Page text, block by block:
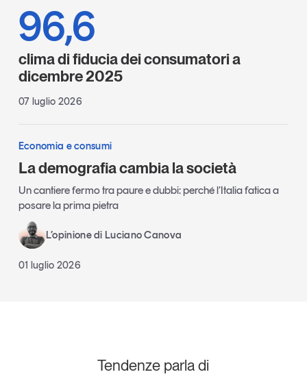
96,6
clima di fiducia dei consumatori a
dicembre 2025
07 luglio 2026
Economia e consumi
La demografia cambia la società
Un cantiere fermo tra paure e dubbi: perché l’Italia fatica a
posare la prima pietra
L’opinione di Luciano Canova
01 luglio 2026
Tendenze parla di